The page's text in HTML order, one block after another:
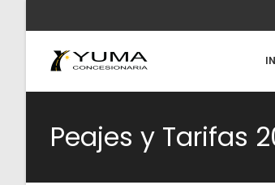
contenido
Peajes y Tarifas